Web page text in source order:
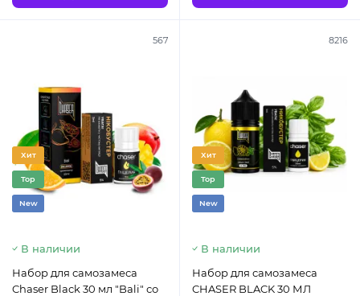
567
Хит
Top
New
В наличии
Набор для самозамеса
Chaser Black 30 мл "Bali" со
8216
Хит
Top
New
В наличии
Набор для самозамеса
CHASER BLACK 30 МЛ